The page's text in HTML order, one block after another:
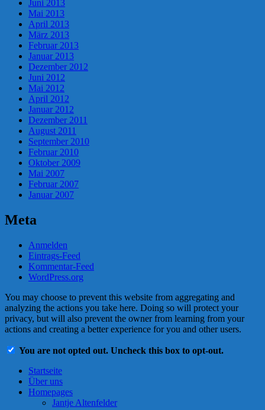
Juni 2013
Mai 2013
April 2013
März 2013
Februar 2013
Januar 2013
Dezember 2012
Juni 2012
Mai 2012
April 2012
Januar 2012
Dezember 2011
August 2011
September 2010
Februar 2010
Oktober 2009
Mai 2007
Februar 2007
Januar 2007
Meta
Anmelden
Eintrags-Feed
Kommentar-Feed
WordPress.org
You may choose to prevent this website from aggregating and
analyzing the actions you take here. Doing so will protect your
privacy, but will also prevent the owner from learning from your
actions and creating a better experience for you and other users.
You are not opted out. Uncheck this box to opt-out.
Startseite
Über uns
Homepages
Jantje Altenfelder